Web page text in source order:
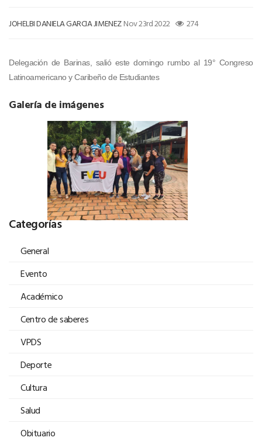
JOHELBI DANIELA GARCIA JIMENEZ Nov 23rd 2022 274
Delegación de Barinas, salió este domingo rumbo al 19° Congreso
Latinoamericano y Caribeño de Estudiantes
Galería de imágenes
Categorías
General
Evento
Académico
Centro de saberes
VPDS
Deporte
Cultura
Salud
Obituario